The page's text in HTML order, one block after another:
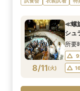
8/10(月)
*聞
8/10(月)
間で
8/10(月)
わか
8/10(月)
8/10(月)
待
8/10(月)
150
8/10(月)
験！
8/11(火)
≪螺
シュ
所要